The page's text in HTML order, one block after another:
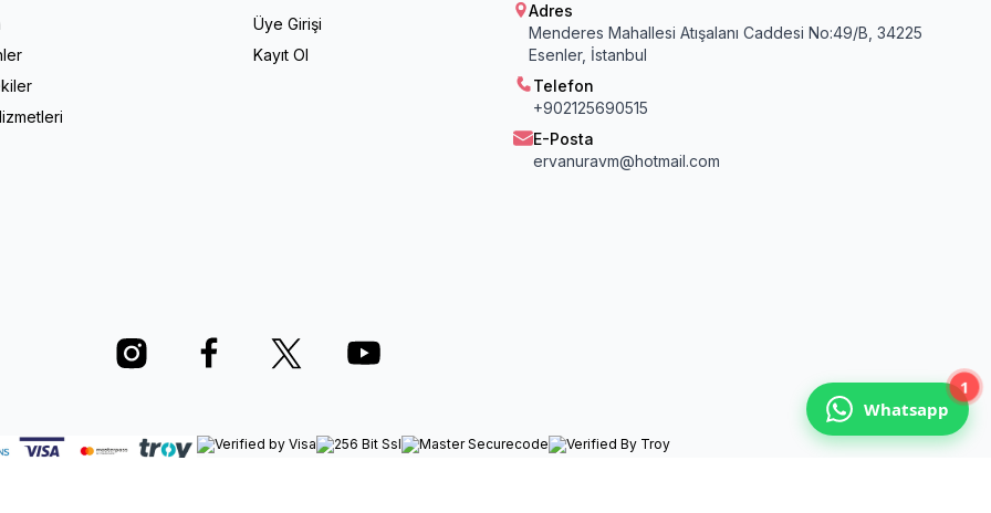
Whatsapp
1
Üye Girişi
Kayıt Ol
Adres
Menderes Mahallesi Atışalanı Caddesi No:49/B, 34225
Esenler, İstanbul
Telefon
+902125690515
E-Posta
ervanuravm@hotmail.com